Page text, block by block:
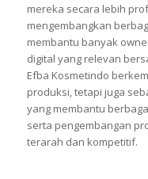
mereka secara lebih
mengembangkan
membantu banyak
digital yang relevan
Efba Kosmetindo
produksi, tetapi juga
yang membantu
serta pengembangan
terarah dan kompetitif.